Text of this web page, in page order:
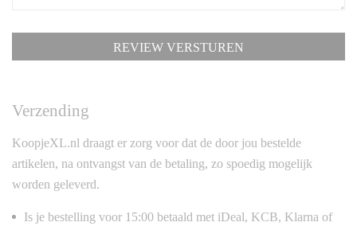
REVIEW VERSTUREN
Verzending
KoopjeXL.nl draagt er zorg voor dat de door jou bestelde
artikelen, na ontvangst van de betaling, zo spoedig mogelijk
worden geleverd.
Is je bestelling voor 15:00 betaald met iDeal, KCB, Klarna of